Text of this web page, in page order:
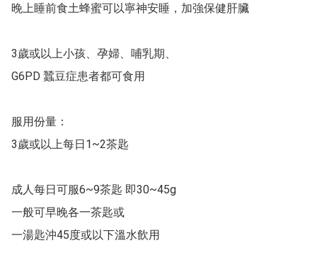
晚上睡前食土蜂蜜可以寧神安睡，加強保健肝臟
3歲或以上小孩、孕婦、哺乳期、
G6PD 蠶豆症患者都可食用
服用份量：
3歲或以上每日1~2茶匙
成人每日可服6~9茶匙 即30~45g
一般可早晚各一茶匙或
一湯匙沖45度或以下溫水飲用